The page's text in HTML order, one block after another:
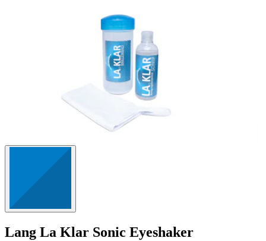
Lang La Klar Sonic Eyeshaker